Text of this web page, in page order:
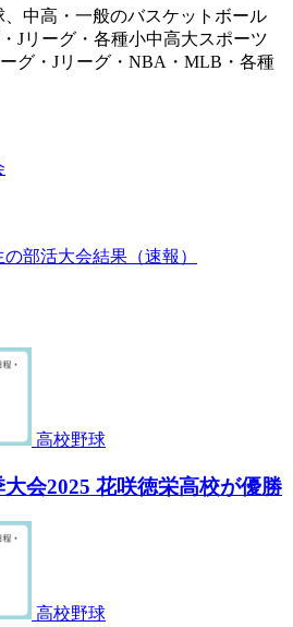
中高・一般のバスケットボール
Jリーグ・各種小中高大スポーツ
グ・Jリーグ・NBA・MLB・各種
部活大会結果（速報）
高校野球
会2025 花咲徳栄高校が優勝
高校野球